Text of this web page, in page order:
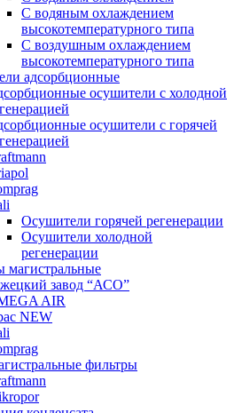
С водяным охлаждением
высокотемпературного типа
C воздушным охлаждением
высокотемпературного типа
адсорбционные
осушители с холодной
осушители с горячей
Осушители горячей регенерации
Осушители холодной
регенерации
магистральные
завод “АСО”
AIR
NEW
фильтры